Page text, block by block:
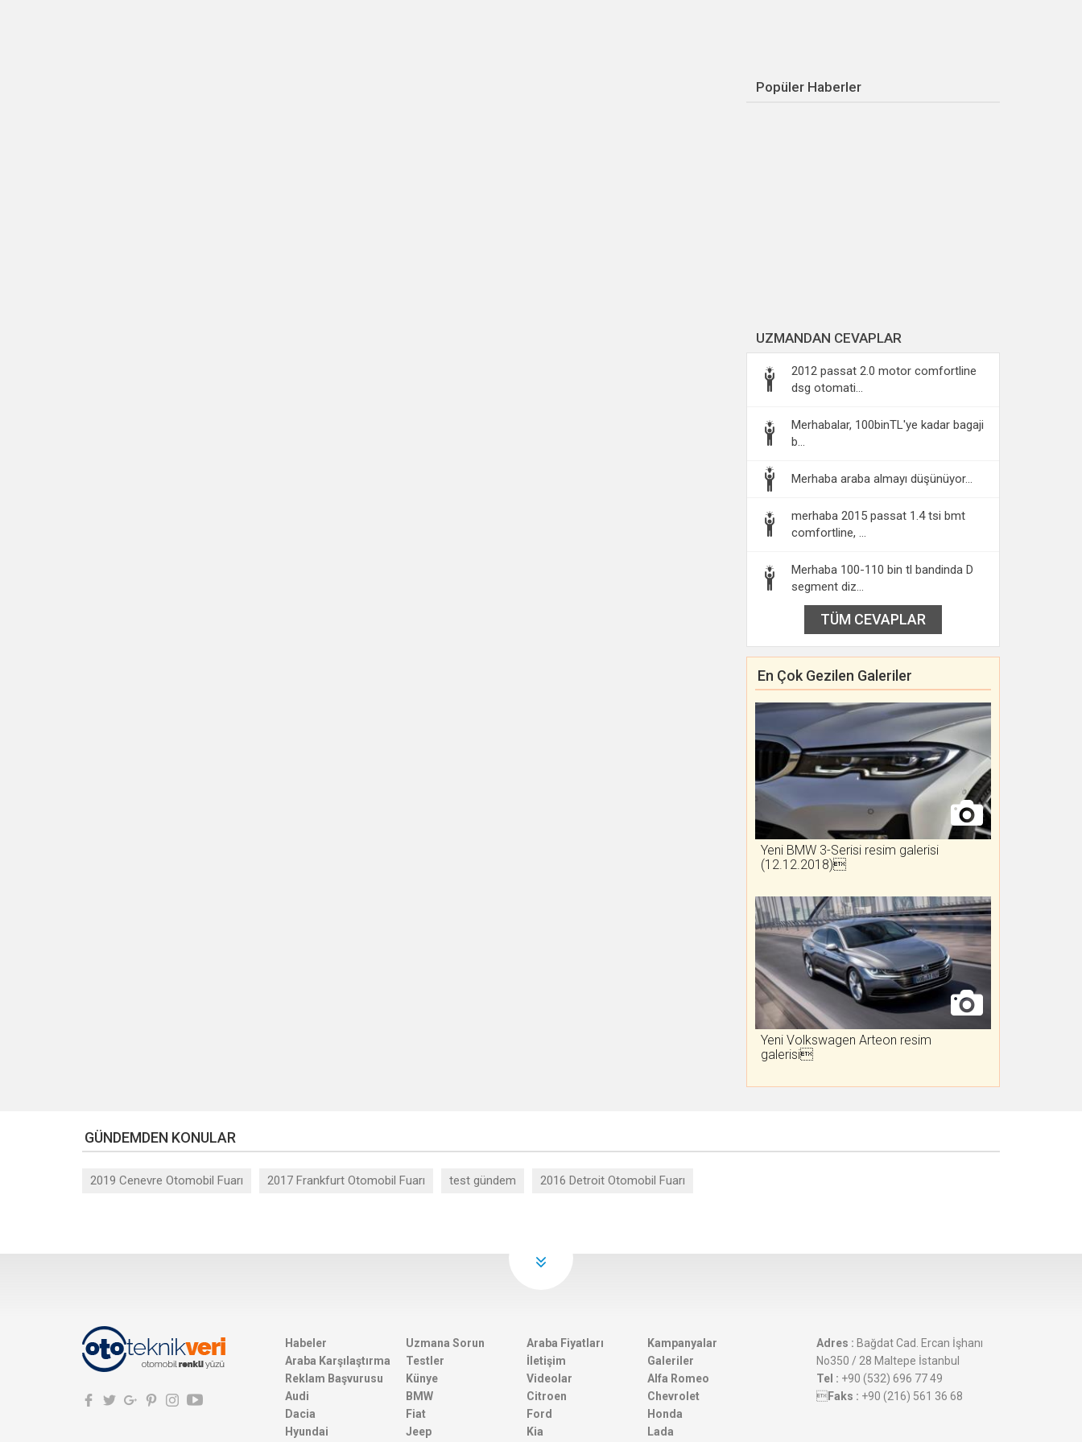
Popüler Haberler
UZMANDAN CEVAPLAR
2012 passat 2.0 motor comfortline
dsg otomati...
Merhabalar, 100binTL'ye kadar bagaji
b...
Merhaba araba almayı düşünüyor...
merhaba 2015 passat 1.4 tsi bmt
comfortline, ...
Merhaba 100-110 bin tl bandinda D
segment diz...
TÜM CEVAPLAR
En Çok Gezilen Galeriler
Yeni BMW 3-Serisi resim galerisi
(12.12.2018)
Yeni Volkswagen Arteon resim
galerisi
GÜNDEMDEN KONULAR
2019 Cenevre Otomobil Fuarı 2017 Frankfurt Otomobil Fuarı test gündem 2016 Detroit Otomobil Fuarı
Habeler Uzmana Sorun Araba Fiyatları
Kampanyalar
Araba Karşılaştırma
Testler İletişim
Galeriler
Reklam Başvurusu
Künye Videolar
Alfa Romeo
Audi
BMW Citroen
Chevrolet
Dacia
Fiat Ford
Honda
Hyundai
Jeep Kia Lada
Adres : Bağdat Cad. Ercan İşhanı
No350 / 28 Maltepe İstanbul
Tel : +90 (532) 696 77 49
Faks : +90 (216) 561 36 68